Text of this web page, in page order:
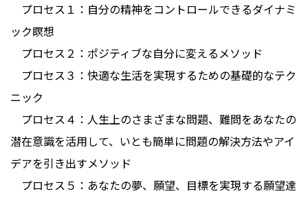
プロセス１：自分の精神をコントロールできるダイナミ
ック瞑想
プロセス２：ポジティブな自分に変えるメソッド
プロセス３：快適な生活を実現するための基礎的なテク
ニック
プロセス４：人生上のさまざまな問題、難問をあなたの
潜在意識を活用して、いとも簡単に問題の解決方法やアイ
デアを引き出すメソッド
プロセス５：あなたの夢、願望、目標を実現する願望達